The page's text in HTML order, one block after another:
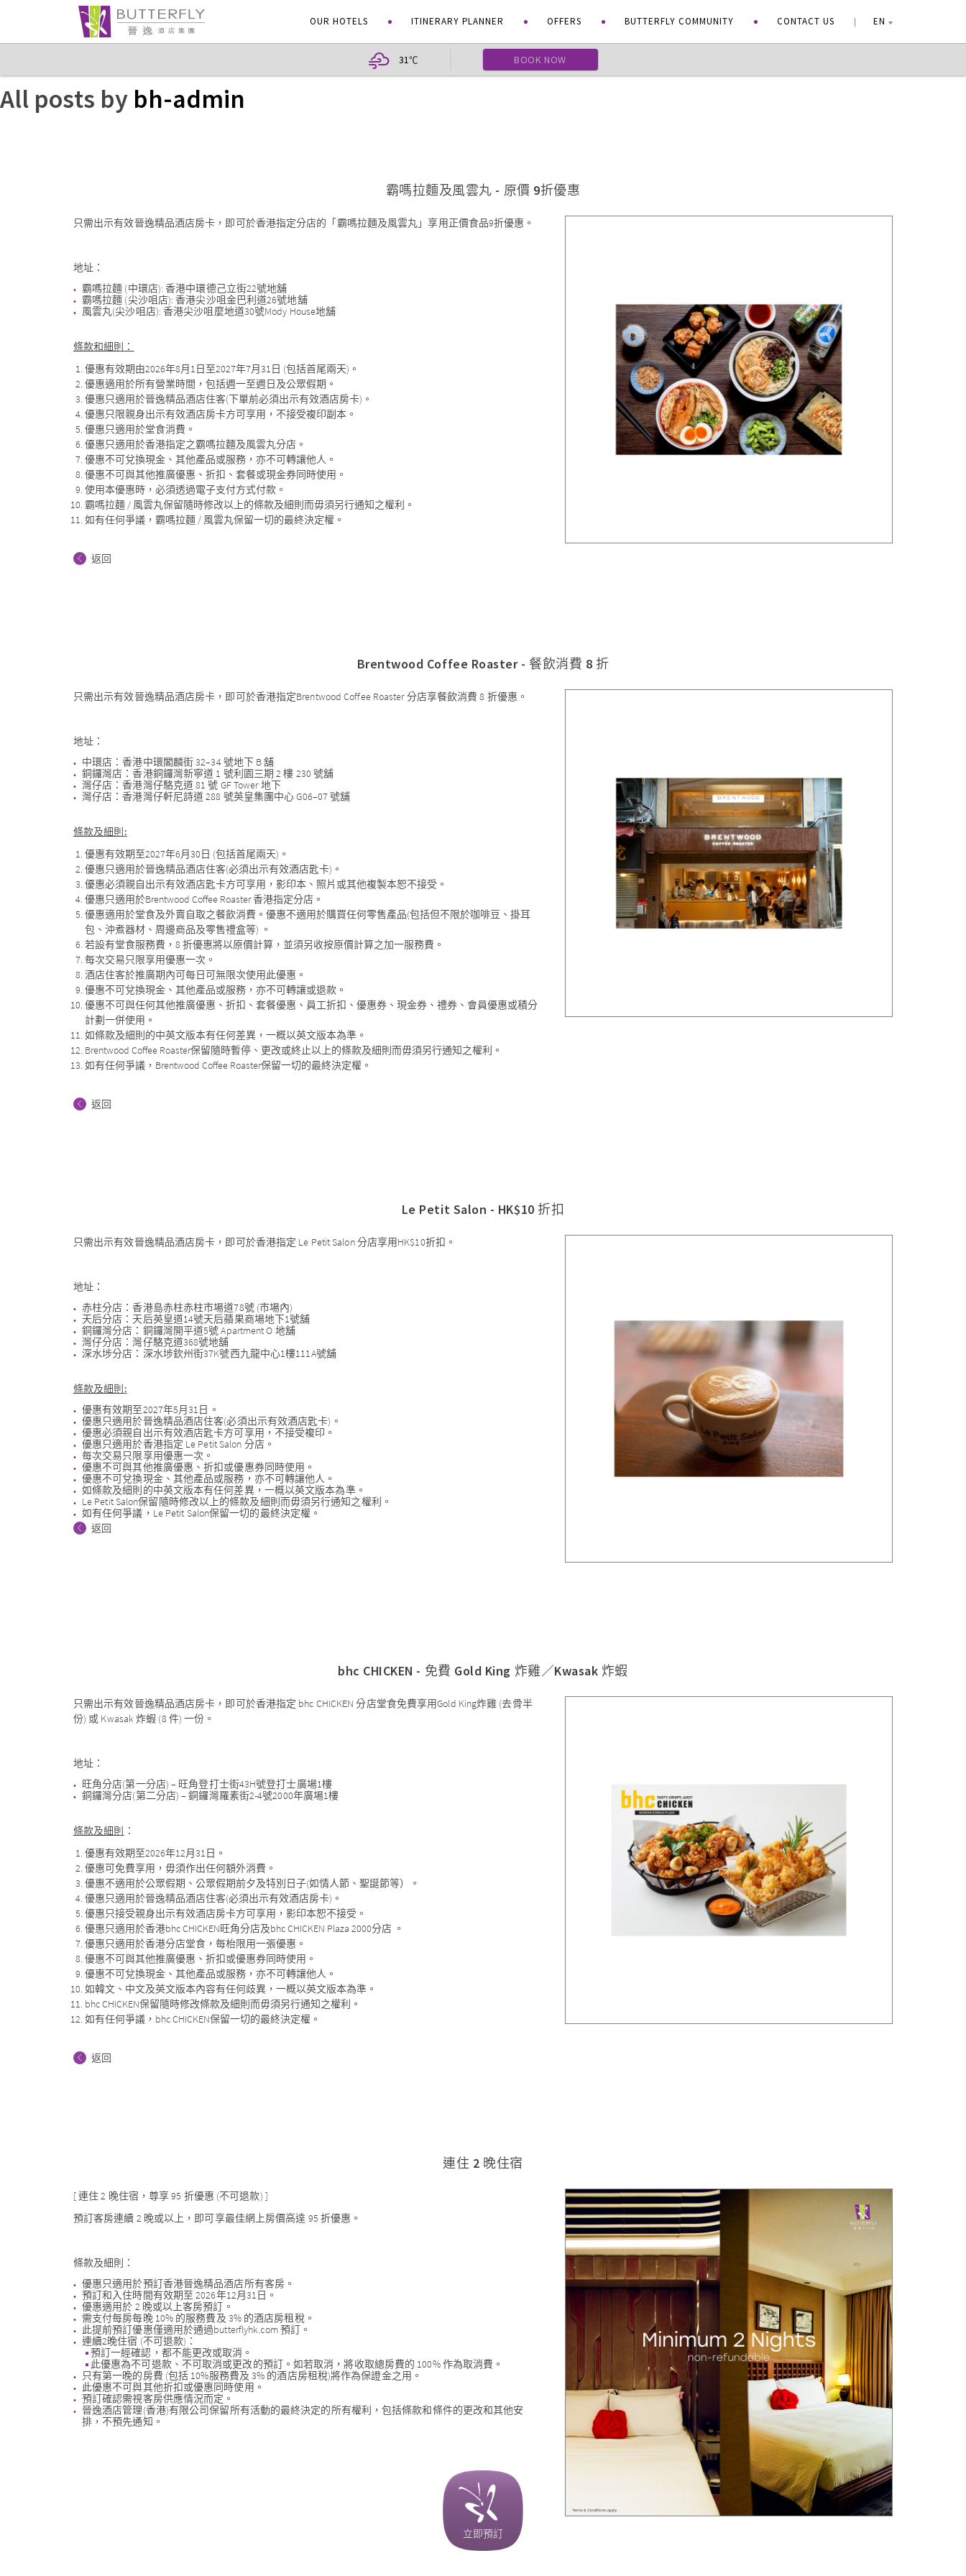
OUR HOTELS ITINERARY PLANNER OFFERS BUTTERFLY COMMUNITY CONTACT US EN
31 ℃ BOOK NOW
All posts by bh-admin
霸嗎拉麵及風雲丸 - 原價 9折優惠
只需出示有效晉逸精品酒店房卡，即可於香港指定分店的「霸嗎拉麵及風雲丸」享用正價食品9折優惠。
地址：
霸嗎拉麵 (中環店): 香港中環德己立街22號地舖
霸嗎拉麵 (尖沙咀店): 香港尖沙咀金巴利道26號地舖
風雲丸(尖沙咀店): 香港尖沙咀麼地道30號Mody House地舖
條款和細則：
優惠有效期由2026年8月1日至2027年7月31日 (包括首尾兩天)。
優惠適用於所有營業時間，包括週一至週日及公眾假期。
優惠只適用於晉逸精品酒店住客(下單前必須出示有效酒店房卡)。
優惠只限親身出示有效酒店房卡方可享用，不接受複印副本。
優惠只適用於堂食消費。
優惠只適用於香港指定之霸嗎拉麵及風雲丸分店。
優惠不可兌換現金、其他產品或服務，亦不可轉讓他人。
優惠不可與其他推廣優惠、折扣、套餐或現金券同時使用。
使用本優惠時，必須透過電子支付方式付款。
霸嗎拉麵 / 風雲丸保留隨時修改以上的條款及細則而毋須另行通知之權利。
如有任何爭議，霸嗎拉麵 / 風雲丸保留一切的最終決定權。
返回
Brentwood Coffee Roaster - 餐飲消費 8 折
只需出示有效晉逸精品酒店房卡，即可於香港指定Brentwood Coffee Roaster 分店享餐飲消費 8 折優惠。
地址：
中環店：香港中環閣麟街 32–34 號地下 B 舖
銅鑼灣店：香港銅鑼灣新寧道 1 號利園三期 2 樓 230 號舖
灣仔店：香港灣仔駱克道 81 號 GF Tower 地下
灣仔店：香港灣仔軒尼詩道 288 號英皇集團中心 G06–07 號舖
條款及細則:
優惠有效期至2027年6月30日 (包括首尾兩天)。
優惠只適用於晉逸精品酒店住客(必須出示有效酒店匙卡)。
優惠必須親自出示有效酒店匙卡方可享用，影印本、照片或其他複製本恕不接受。
優惠只適用於Brentwood Coffee Roaster 香港指定分店。
優惠適用於堂食及外賣自取之餐飲消費。優惠不適用於購買任何零售產品(包括但不限於咖啡豆、掛耳
包、沖煮器材、周邊商品及零售禮盒等) 。
若設有堂食服務費，8 折優惠將以原價計算，並須另收按原價計算之加一服務費。
每次交易只限享用優惠一次。
酒店住客於推廣期內可每日可無限次使用此優惠。
優惠不可兌換現金、其他產品或服務，亦不可轉讓或退款。
優惠不可與任何其他推廣優惠、折扣、套餐優惠、員工折扣、優惠券、現金券、禮券、會員優惠或積分
計劃一併使用。
如條款及細則的中英文版本有任何差異，一概以英文版本為準。
Brentwood Coffee Roaster保留隨時暫停、更改或終止以上的條款及細則而毋須另行通知之權利。
如有任何爭議，Brentwood Coffee Roaster保留一切的最終決定權。
返回
Le Petit Salon - HK$10 折扣
只需出示有效晉逸精品酒店房卡，即可於香港指定 Le Petit Salon 分店享用HK$10折扣。
地址：
赤柱分店：香港島赤柱赤柱市場道78號 (市場內)
天后分店：天后英皇道14號天后蘋果商場地下1號舖
銅鑼灣分店：銅鑼灣開平道5號 Apartment O 地舖
灣仔分店：灣仔駱克道368號地舖
深水埗分店：深水埗欽州街37K號西九龍中心1樓111A號舖
條款及細則:
優惠有效期至2027年5月31日。
優惠只適用於晉逸精品酒店住客(必須出示有效酒店匙卡)。
優惠必須親自出示有效酒店匙卡方可享用，不接受複印。
優惠只適用於香港指定 Le Petit Salon 分店。
每次交易只限享用優惠一次。
優惠不可與其他推廣優惠、折扣或優惠券同時使用。
優惠不可兌換現金、其他產品或服務，亦不可轉讓他人。
如條款及細則的中英文版本有任何差異，一概以英文版本為準。
Le Petit Salon保留隨時修改以上的條款及細則而毋須另行通知之權利。
如有任何爭議，Le Petit Salon保留一切的最終決定權。
返回
bhc CHICKEN - 免費 Gold King 炸雞／Kwasak 炸蝦
只需出示有效晉逸精品酒店房卡，即可於香港指定 bhc CHICKEN 分店堂食免費享用Gold King炸雞 (去骨半
份) 或 Kwasak 炸蝦 (8 件) 一份。
地址：
旺角分店(第一分店) – 旺角登打士街43H號登打士廣場1樓
銅鑼灣分店(第二分店) – 銅鑼灣羅素街2-4號2000年廣場1樓
條款及細則 ：
優惠有效期至2026年12月31日。
優惠可免費享用，毋須作出任何額外消費。
優惠不適用於公眾假期、公眾假期前夕及特別日子(如情人節、聖誕節等）。
優惠只適用於晉逸精品酒店住客(必須出示有效酒店房卡)。
優惠只接受親身出示有效酒店房卡方可享用，影印本恕不接受。
優惠只適用於香港bhc CHICKEN旺角分店及bhc CHICKEN Plaza 2000分店 。
優惠只適用於香港分店堂食，每枱限用一張優惠。
優惠不可與其他推廣優惠、折扣或優惠券同時使用。
優惠不可兌換現金、其他產品或服務，亦不可轉讓他人。
如韓文、中文及英文版本內容有任何歧異，一概以英文版本為準。
bhc CHICKEN保留隨時修改條款及細則而毋須另行通知之權利。
如有任何爭議，bhc CHICKEN保留一切的最終決定權。
返回
連住 2 晚住宿
[ 連住 2 晚住宿，尊享 95 折優惠 (不可退款) ]
預訂客房連續 2 晚或以上，即可享最佳網上房價高達 95 折優惠。
條款及細則：
優惠只適用於預訂香港晉逸精品酒店所有客房。
預訂和入住時間有效期至 2026年12月31日。
優惠適用於 2 晚或以上客房預訂。
需支付每房每晚 10% 的服務費及 3% 的酒店房租稅。
此提前預訂優惠僅適用於通過butterflyhk.com 預訂。
連續2晚住宿 (不可退款)：
預訂一經確認，都不能更改或取消。
此優惠為不可退款、不可取消或更改的預訂。如若取消，將收取總房費的 100% 作為取消費。
只有第一晚的房費 (包括 10%服務費及 3% 的酒店房租稅)將作為保證金之用。
此優惠不可與其他折扣或優惠同時使用。
預訂確認需視客房供應情況而定。
晉逸酒店管理(香港)有限公司保留所有活動的最終決定的所有權利，包括條款和條件的更改和其他安
排，不預先通知。
立即預訂